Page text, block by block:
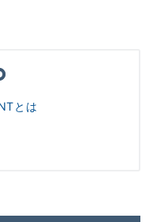
とは